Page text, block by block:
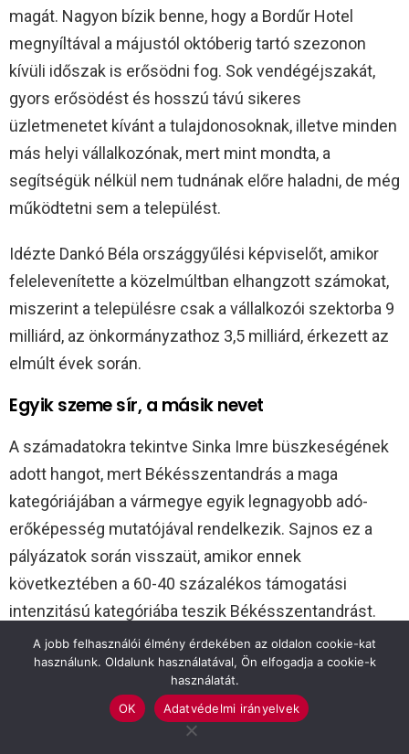
magát. Nagyon bízik benne, hogy a Bordűr Hotel
megnyíltával a májustól októberig tartó szezonon
kívüli időszak is erősödni fog. Sok vendégéjszakát,
gyors erősödést és hosszú távú sikeres
üzletmenetet kívánt a tulajdonosoknak, illetve minden
más helyi vállalkozónak, mert mint mondta, a
segítségük nélkül nem tudnának előre haladni, de még
működtetni sem a települést.
Idézte Dankó Béla országgyűlési képviselőt, amikor
felelevenítette a közelmúltban elhangzott számokat,
miszerint a településre csak a vállalkozói szektorba 9
milliárd, az önkormányzathoz 3,5 milliárd, érkezett az
elmúlt évek során.
Egyik szeme sír, a másik nevet
A számadatokra tekintve Sinka Imre büszkeségének
adott hangot, mert Békésszentandrás a maga
kategóriájában a vármegye egyik legnagyobb adó-
erőképesség mutatójával rendelkezik. Sajnos ez a
pályázatok során visszaüt, amikor ennek
következtében a 60-40 százalékos támogatási
intenzitású kategóriába teszik Békésszentandrást.
A jövőre tekintve közös munkára kérte a
vállalkozásokat: az önkormányzat hozzáfogott a
rendezési terv és a helyi építési szabályzat teljes
átdolgozásához. Ötleteket, tanácsokat, közös munkát
A jobb felhasználói élmény érdekében az oldalon cookie-kat
használunk. Oldalunk használatával, Ön elfogadja a cookie-k
használatát.
OK
Adatvédelmi irányelvek